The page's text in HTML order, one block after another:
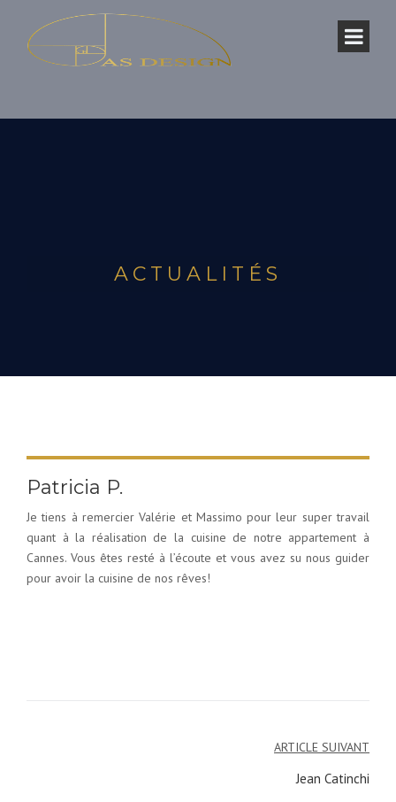
ACTUALITÉS
Patricia P.
Je tiens à remercier Valérie et Massimo pour leur super travail
quant à la réalisation de la cuisine de notre appartement à
Cannes. Vous êtes resté à l’écoute et vous avez su nous guider
pour avoir la cuisine de nos rêves!
ARTICLE SUIVANT
Jean Catinchi